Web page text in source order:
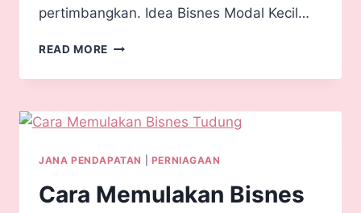
pertimbangkan. Idea Bisnes Modal Kecil…
READ MORE
JANA PENDAPATAN PERNIAGAAN
Cara Memulakan Bisnes